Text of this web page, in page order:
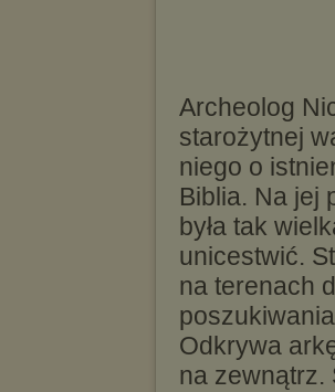
Archeolog
starożytnej
niego o
Biblia. Na jej
była tak
unicestwić.
na terenach
Odkrywa
na zewnątrz.